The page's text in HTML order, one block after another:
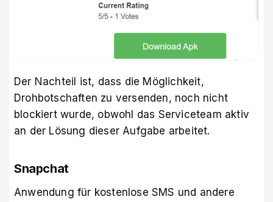
Der Nachteil ist, dass die Möglichkeit,
Drohbotschaften zu versenden, noch nicht
blockiert wurde, obwohl das Serviceteam aktiv
an der Lösung dieser Aufgabe arbeitet.
Snapchat
Anwendung für kostenlose SMS und andere